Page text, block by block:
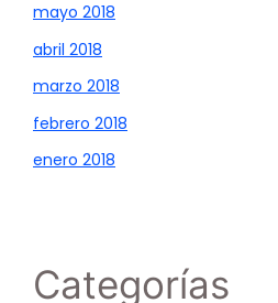
mayo 2018
abril 2018
marzo 2018
febrero 2018
enero 2018
Categorías